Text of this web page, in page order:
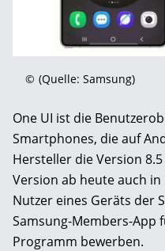
© (Quelle: Samsung)
One UI ist die
Smartphones, die auf
Hersteller die Version
Version ab heute auch
Nutzer eines Geräts der
Samsung-Members-App
Programm bewerben.